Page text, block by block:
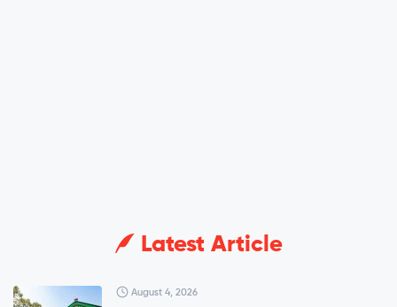
Latest Article
August 4, 2026